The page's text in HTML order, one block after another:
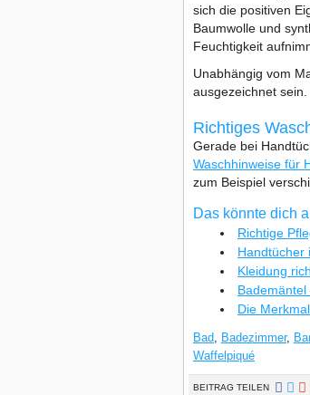
sich die positiven
Baumwolle und
Feuchtigkeit
Unabhängig vom
ausgezeichnet
Richtiges
Gerade bei
Waschhinweise für
zum Beispiel
Das könnte dich
Richtige
Handtücher
Kleidung
Die
Bad, Badezimmer,
Waffelpiqué
BEITRAG TEILEN